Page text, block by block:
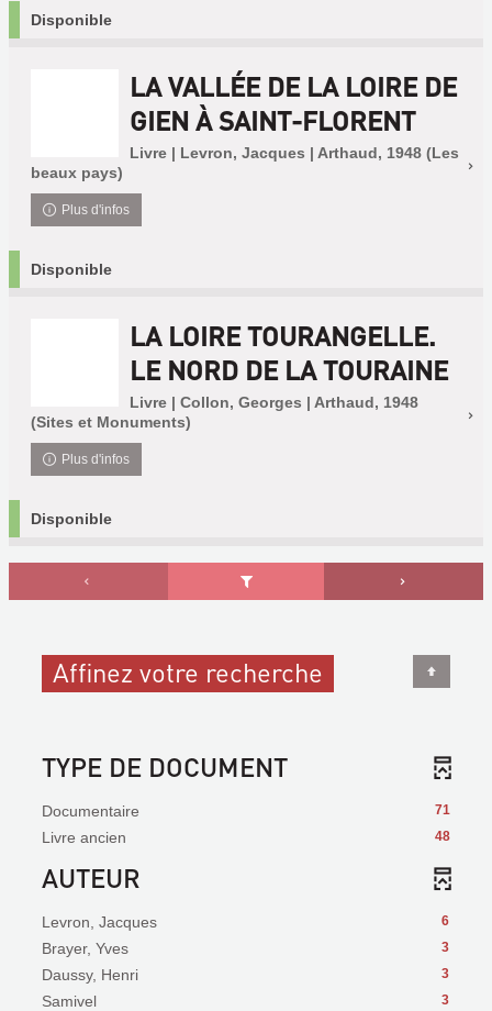
Disponible
LA VALLÉE DE LA LOIRE DE
GIEN À SAINT-FLORENT
Livre | Levron, Jacques | Arthaud, 1948 (Les
beaux pays)
Plus d'infos
Disponible
LA LOIRE TOURANGELLE.
LE NORD DE LA TOURAINE
Livre | Collon, Georges | Arthaud, 1948
(Sites et Monuments)
Plus d'infos
Disponible
Affinez votre recherche
TYPE DE DOCUMENT
71
Documentaire
48
Livre ancien
AUTEUR
6
Levron, Jacques
3
Brayer, Yves
3
Daussy, Henri
3
Samivel